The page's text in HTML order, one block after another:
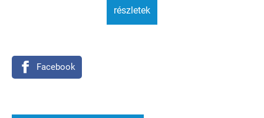
részletek
Facebook